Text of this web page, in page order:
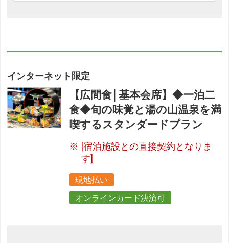
インターネット限定
【広間食│基本会席】◆一泊二
食◆旬の味覚と湯の山温泉を満
喫するスタンダードプラン
[宿泊施設との直接契約となりま
す]
現地払い
オンラインカード決済可